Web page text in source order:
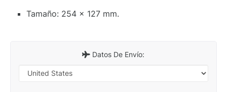
Tamaño: 254 x 127 mm.
Datos De Envío: